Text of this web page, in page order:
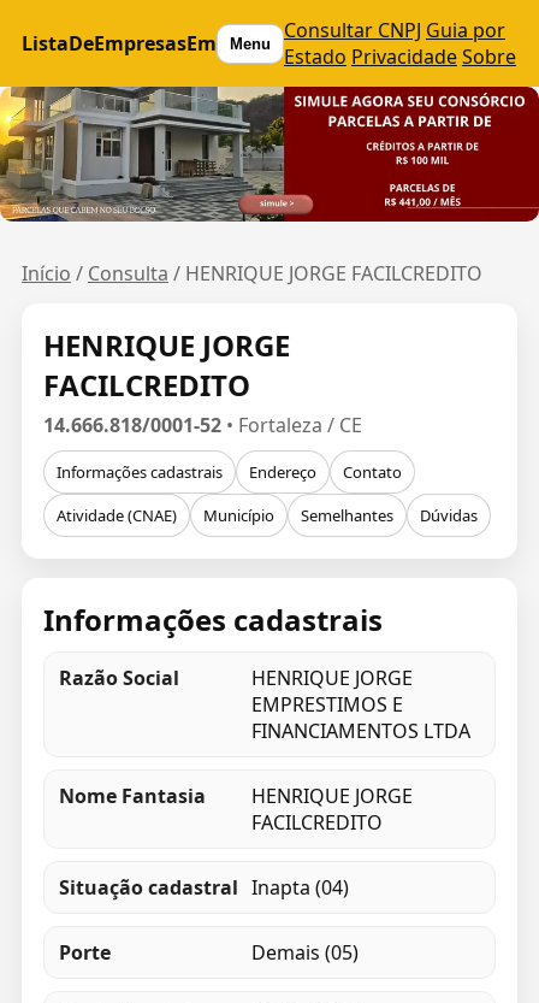
ListaDeEmpresasEm Menu Consultar CNPJ Guia por
Estado PrivacidadeSobre
Início / Consulta / HENRIQUE JORGE FACILCREDITO
HENRIQUE JORGE
FACILCREDITO
14.666.818/0001-52• Fortaleza / CE
Informações cadastrais Endereço
Contato
Atividade (CNAE)
Município Semelhantes Dúvidas
Informações cadastrais
Razão Social
HENRIQUE JORGE
EMPRESTIMOS E
FINANCIAMENTOS LTDA
Nome Fantasia
HENRIQUE JORGE
FACILCREDITO
Situação cadastral Inapta (04)
Porte Demais (05)